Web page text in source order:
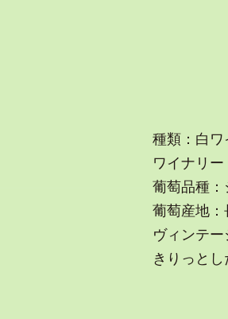
種類：白ワ
ワイナリ
葡萄品種：
葡萄産地
ヴィンテ
きりっと